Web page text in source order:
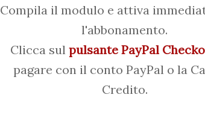
Compila il modulo e attiva
l'abbonamento.
Clicca sul pulsante PayPal
pagare con il conto PayPal o la
Credito.